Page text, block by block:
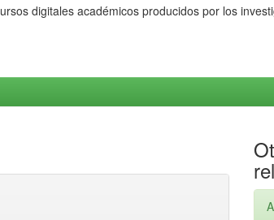
digitales académicos producidos por los